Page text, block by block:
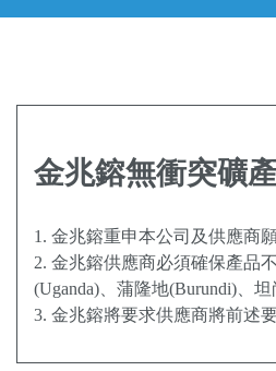
金兆鎔無衝突礦
1. 金兆鎔重申本公司及供應商
2. 金兆鎔供應商必須確保產品
(Uganda)、蒲隆地(Burundi)、
3. 金兆鎔將要求供應商將前述